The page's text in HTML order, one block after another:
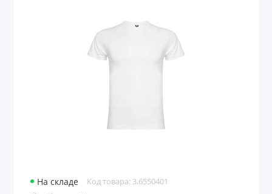
На складе Код товара: 3.6550401